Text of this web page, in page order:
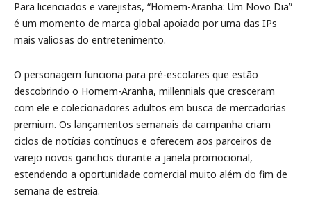
Para licenciados e varejistas, “Homem-Aranha: Um Novo Dia”
é um momento de marca global apoiado por uma das IPs
mais valiosas do entretenimento.
O personagem funciona para pré-escolares que estão
descobrindo o Homem-Aranha, millennials que cresceram
com ele e colecionadores adultos em busca de mercadorias
premium. Os lançamentos semanais da campanha criam
ciclos de notícias contínuos e oferecem aos parceiros de
varejo novos ganchos durante a janela promocional,
estendendo a oportunidade comercial muito além do fim de
semana de estreia.